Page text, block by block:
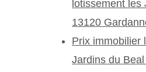
lotissement les
13120
Prix immobilier
Jardins du